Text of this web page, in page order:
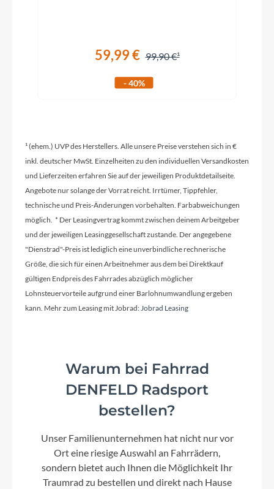
Kassette
Shimano Deore CS-M6100-12 10-51T
Dämpfer
RockShox Deluxe Select+ RL, 150 mm
Motor
Kette
Shimano Deore CS-M6100
Rücklicht
MonkeyLink Twinlight
59,99 € 99,90 €
- 40%
¹ (ehem.) UVP des Herstellers. Alle unsere Preise verstehen sich in €
inkl. deutscher MwSt. Einzelheiten zu den individuellen Versandkosten
und Lieferzeiten erfahren Sie auf der jeweiligen Produktdetailseite.
Angebote nur solange der Vorrat reicht. Irrtümer, Tippfehler,
technische und Preis-Änderungen vorbehalten. Farbabweichungen
möglich. * Der Leasingvertrag kommt zwischen deinem Arbeitgeber
und der jeweiligen Leasinggesellschaft zustande. Der angegebene
"Dienstrad"-Preis ist lediglich eine unverbindliche rechnerische
Größe, die sich für einen Arbeitnehmer aus dem bei Direktkauf
gültigen Endpreis des Fahrrades abzüglich möglicher
Lohnsteuervorteile aufgrund einer Barlohnumwandlung ergeben
kann. Mehr zum Leasing mit Jobrad:Jobrad Leasing
Warum bei Fahrrad
DENFELD Radsport
bestellen?
Unser Familienunternehmen hat nicht nur vor
Ort eine riesige Auswahl an Fahrrädern,
sondern bietet auch Ihnen die Möglichkeit Ihr
Traumrad zu bestellen und direkt nach Hause